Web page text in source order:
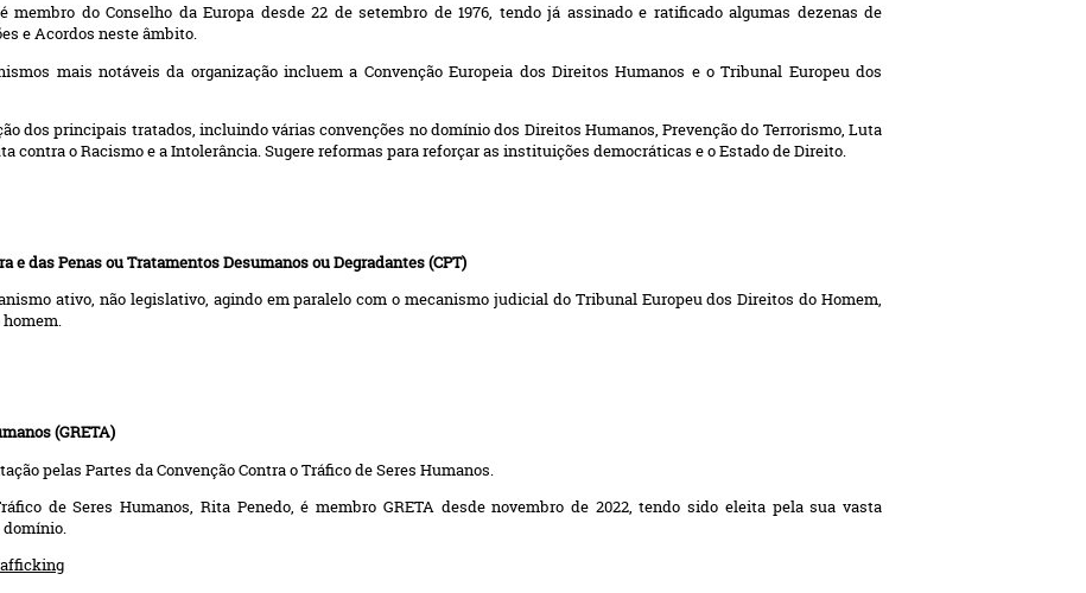
membro do Conselho da Europa desde 22 de setembro de 1976, tendo já assinado e ratificado algumas dezenas de
e Acordos neste âmbito.
mais notáveis da organização incluem a Convenção Europeia dos Direitos Humanos e o Tribunal Europeu dos
dos principais tratados, incluindo várias convenções no domínio dos Direitos Humanos, Prevenção do Terrorismo, Luta
contra o Racismo e a Intolerância. Sugere reformas para reforçar as instituições democráticas e o Estado de Direito.
e das Penas ou Tratamentos Desumanos ou Degradantes (CPT)
ativo, não legislativo, agindo em paralelo com o mecanismo judicial do Tribunal Europeu dos Direitos do Homem,
(GRETA)
pelas Partes da Convenção Contra o Tráfico de Seres Humanos.
de Seres Humanos, Rita Penedo, é membro GRETA desde novembro de 2022,tendo sido eleita pela sua vasta
domínio.